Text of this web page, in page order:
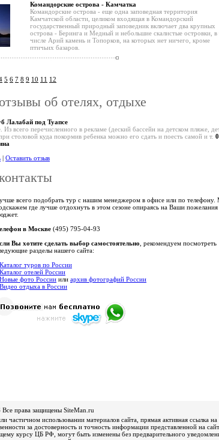
Командорские острова - Камчатка
Командорские острова - еще одна заповедная территория
Камчатской области, целиком входящая в Командорский
государственный природный заповедник включает два крупных
острова - Беринга и Медный и небольшие скалистые островки, в
числе Арий камень и Топорков, на которых нет ничего, кроме
птичьих базаров.
5 6 7 8 9 10 11 12
об отелях, отдыхе
Лалабай под Туапсе
Из всего перечисленного в рекламе (деский бассейн на детском пляже,
столовой куда покормив ребенка можно его сдать и поесть самой и т.
| Оставить отзыв
всего подобрать тур с нашим менеджером в офисе или по
где лучше отдохнуть в этом сезоне опираясь на Ваши
в Москве (495) 795-04-93
Вы хотите сделать выбор самостоятельно , рекомендуем посмотреть
разделы нашего сайта:
Каталог туров по России
Каталог отелей России
Новые фото России или архив фотографий России
Видео отдыха в России
Все права защищены SiteMan.ru
частичном использовании материалов сайта, прямая активная ссылка
за достоверность и точность информации представленной на
курсу ЦБ РФ, могут быть изменены без предварительного